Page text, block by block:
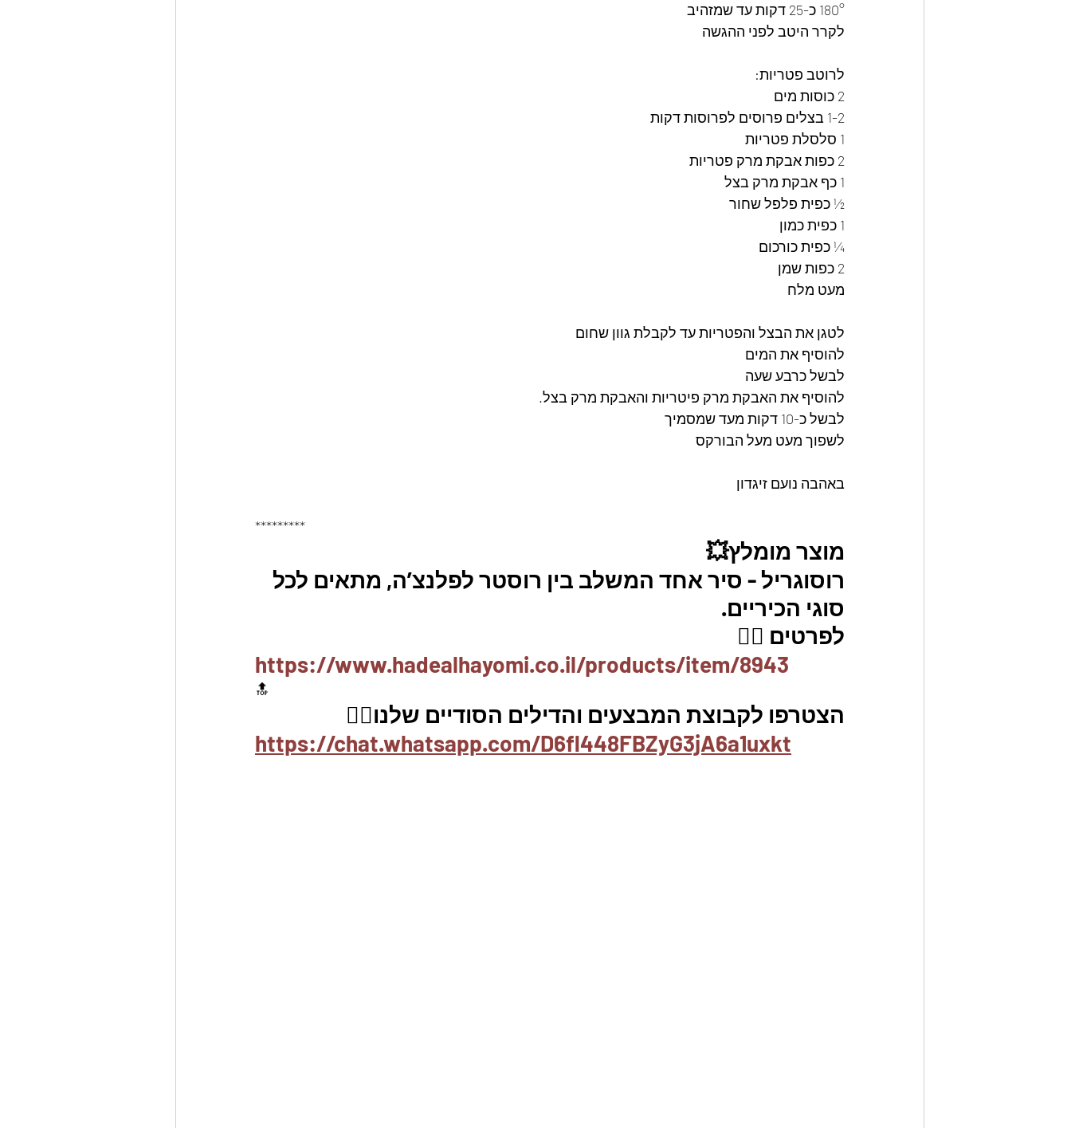
180° כ-25 דקות עד שמזהיב
לקרר היטב לפני ההגשה
לרוטב פטריות:
2 כוסות מים
1-2 בצלים פרוסים לפרוסות דקות
1 סלסלת פטריות
2 כפות אבקת מרק פטריות
1 כף אבקת מרק בצל
½ כפית פלפל שחור
1 כפית כמון
¼ כפית כורכום
2 כפות שמן
מעט מלח
לטגן את הבצל והפטריות עד לקבלת גוון שחום
להוסיף את המים
לבשל כרבע שעה
להוסיף את האבקת מרק פיטריות והאבקת מרק בצל.
לבשל כ-10 דקות מעד שמסמיך
לשפוך מעט מעל הבורקס
באהבה נועם זיגדון
*********
מוצר מומלץ💥
רוסוגריל - סיר אחד המשלב בין רוסטר לפלנצ’ה, מתאים לכל
סוגי הכיריים.
לפרטים 👇🏼
https://www.hadealhayomi.co.il/products/item/8943
🔝
הצטרפו לקבוצת המבצעים והדילים הסודיים שלנו👇🏼
https://chat.whatsapp.com/D6fl448FBZyG3jA6a1uxkt